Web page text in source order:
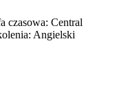
czasowa: Central
Angielski